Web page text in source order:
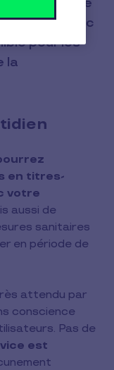
ont adopté
annéesavec
pour les
la
en titres-
votre
aussi de
sanitaires
en période de
attendu par
conscience
Pas de
est